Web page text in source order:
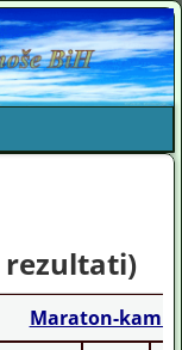
rezultati)
Maraton-